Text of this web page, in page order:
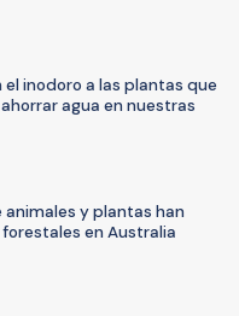
inodoro a las plantas que
agua en nuestras
y plantas han
en Australia